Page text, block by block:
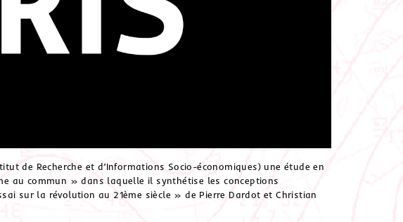
de Recherche et d’Informations Socio-économiques) une étude en
au commun » dans laquelle il synthétise les conceptions
sur la révolution au 21ème siècle » de Pierre Dardot et Christian